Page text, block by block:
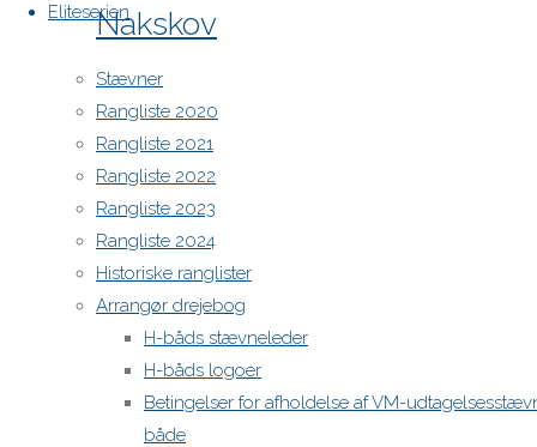
Eliteserien
Stævner
Rangliste 2020
Rangliste 2021
Rangliste 2022
Rangliste 2023
Rangliste 2024
Historiske ranglister
Arrangør drejebog
H-båds stævneleder
H-båds logoer
Betingelser for afholdelse af VM-
både
Nakskov
nu på
TV2
I
forbindelse
med det
succesfulde
DM i
Nakskov
2025 kom
TV2 øst